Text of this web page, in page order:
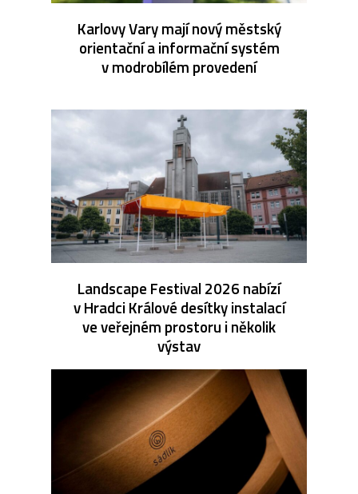
Karlovy Vary mají nový městský
orientační a informační systém
v modrobílém provedení
Landscape Festival 2026 nabízí
v Hradci Králové desítky instalací
ve veřejném prostoru i několik
výstav